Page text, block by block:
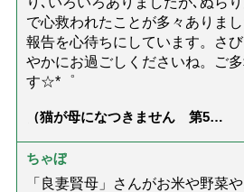
で心救われたことが多々ありま
報告を心待ちにしています。さ
やかにお過ごしくださいね。ご
す☆*゜
（猫が母になつきません 第500
ちゃぼ
「良妻賢母」さんがお米や野菜